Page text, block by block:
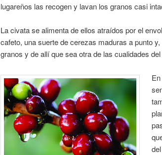
lugareños las recogen y lavan los granos casi
La civata se alimenta de ellos atraídos por el
cafeto, una suerte de cerezas maduras a punto
granos y de allí que sea otra de las cualidades